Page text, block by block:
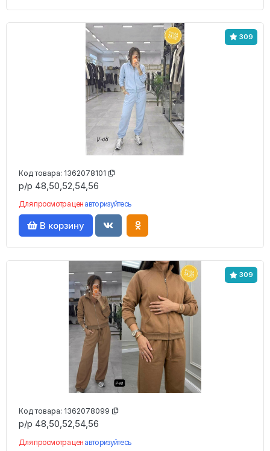
309
Код товара: 1362078101
р/р 48,50,52,54,56
Для просмотра цен авторизуйтесь
В корзину
309
Код товара: 1362078099
р/р 48,50,52,54,56
Для просмотра цен авторизуйтесь